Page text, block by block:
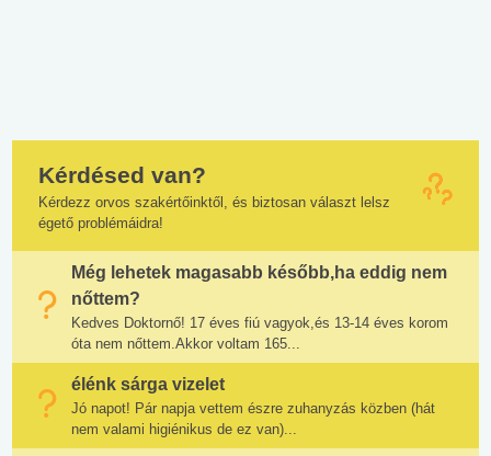
Kérdésed van?
Kérdezz orvos szakértőinktől, és biztosan választ lelsz
égető problémáidra!
Még lehetek magasabb később,ha eddig nem
nőttem?
Kedves Doktornő! 17 éves fiú vagyok,és 13-14 éves korom
óta nem nőttem.Akkor voltam 165...
élénk sárga vizelet
Jó napot! Pár napja vettem észre zuhanyzás közben (hát
nem valami higiénikus de ez van)...